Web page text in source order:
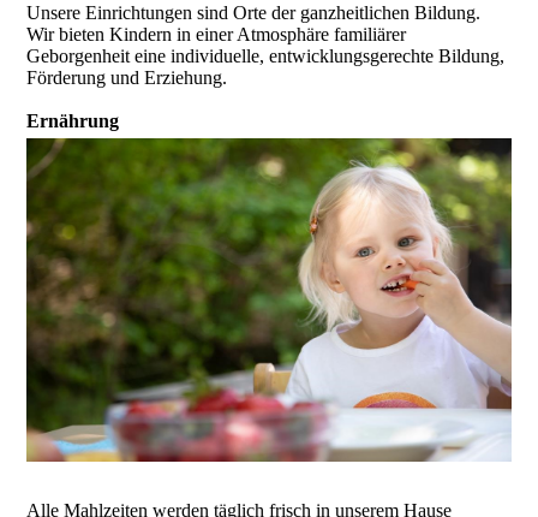
Unsere Einrichtungen sind Orte der ganzheitlichen Bildung.
Wir bieten Kindern in einer Atmosphäre familiärer
Geborgenheit eine individuelle, entwicklungsgerechte Bildung,
Förderung und Erziehung.
Ernährung
Alle Mahlzeiten werden täglich frisch in unserem Hause